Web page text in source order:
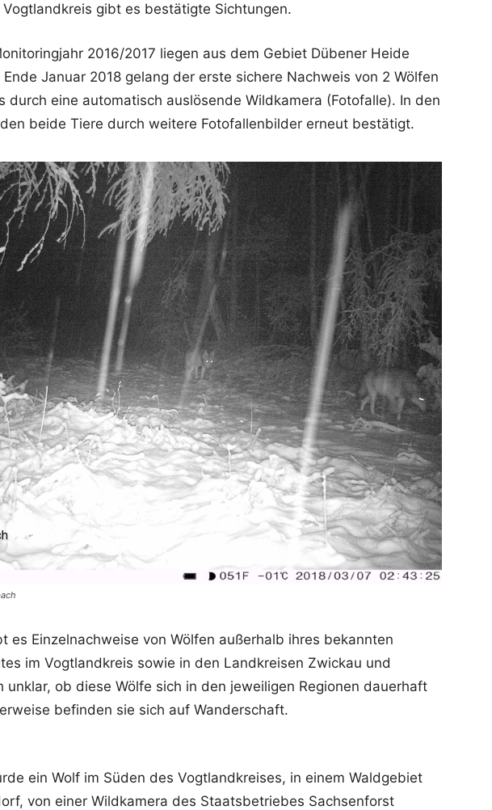
gibt es bestätigte Sichtungen.
2016/2017 liegen aus dem Gebiet Dübener Heide
Januar 2018 gelang der erste sichere Nachweis von 2 Wölfen
durch eine automatisch auslösende Wildkamera (Fotofalle). In den
beide Tiere durch weitere Fotofallenbilder erneut bestätigt.
es Einzelnachweise von Wölfen außerhalb ihres bekannten
im Vogtlandkreis sowie in den Landkreisen Zwickau und
unklar, ob diese Wölfe sich in den jeweiligen Regionen dauerhaft
befinden sie sich auf Wanderschaft.
ein Wolf im Süden des Vogtlandkreises, in einem Waldgebiet
von einer Wildkamera des Staatsbetriebes Sachsenforst